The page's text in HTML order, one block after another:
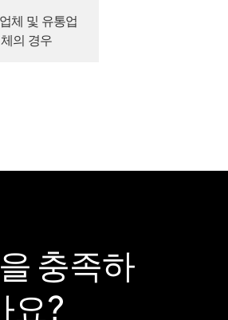
체 및 유통업
체의 경우
충족하
요?